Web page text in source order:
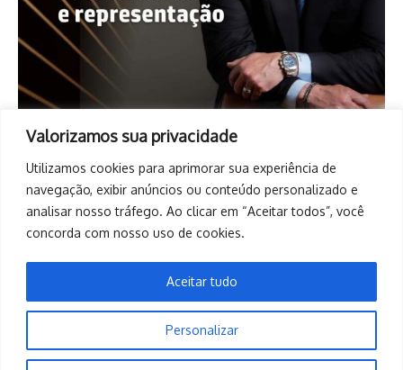
Valorizamos sua privacidade
Utilizamos cookies para aprimorar sua experiência de
navegação, exibir anúncios ou conteúdo personalizado e
analisar nosso tráfego. Ao clicar em “Aceitar todos”, você
concorda com nosso uso de cookies.
Personalizar
Aceitar tudo